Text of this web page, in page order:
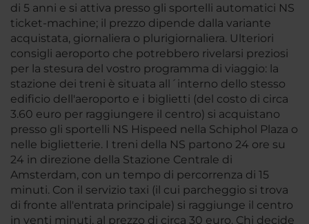
di 5 anni e si attiva presso gli sportelli automatici NS
ticket-machine; il prezzo dipende dalla variante
acquistata, giornaliera o plurigiornaliera. Ulteriori
consigli aeroporto che potrebbero rivelarsi preziosi
per la stesura del vostro programma di viaggio: la
stazione dei treni è situata all´interno dello stesso
edificio dell'aeroporto e i biglietti (del costo di circa
3.60 euro per raggiungere il centro) si acquistano
presso gli sportelli NS Hispeed nella Schiphol Plaza o
nelle biglietterie. I treni della NS partono 24 ore su
24 in direzione della Stazione Centrale di
Amsterdam, con un tempo di percorrenza di 15
minuti. Con il servizio taxi (il cui parcheggio si trova
di fronte all'entrata principale) si raggiunge il centro
in venti minuti, al prezzo di circa 30 euro. Chi decide